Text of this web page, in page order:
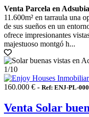
Venta Parcela en
11.600m² en tarraula una
de sus sueños en un
ofrece impresionantes
majestuoso montgó h...
1/10
160.000 € - Ref: ENJ-PL-
Venta Solar